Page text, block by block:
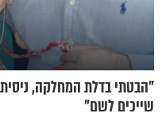
"הבטתי בדלת המחלקה,
שייכים לשם"